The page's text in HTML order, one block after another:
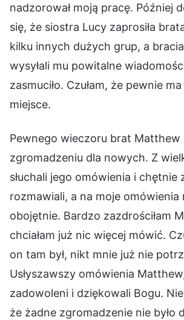
nadzorował moją pracę. Później
się, że siostra Lucy zaprosiła
kilku innych dużych grup, a
wysyłali mu powitalne
zasmuciło. Czułam, że pewnie
miejsce.
Pewnego wieczoru brat Matthew
zgromadzeniu dla nowych. Z
słuchali jego omówienia i chętnie
rozmawiali, a na moje omówienia
obojętnie. Bardzo zazdrościłam
chciałam już nic więcej mówić.
on tam był, nikt mnie już nie
Usłyszawszy omówienia
zadowoleni i dziękowali Bogu.
że żadne zgromadzenie nie było